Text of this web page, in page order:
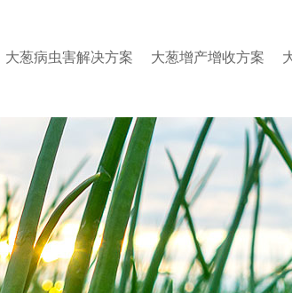
大葱病虫害解决方案 大葱增产增收方案